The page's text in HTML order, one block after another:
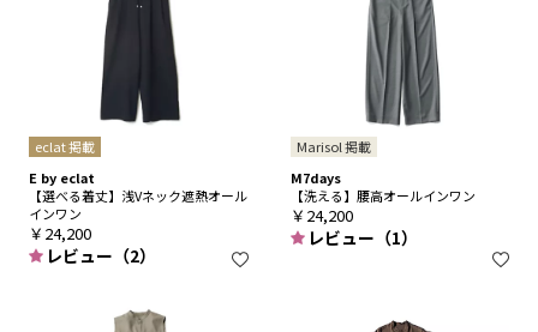
eclat 掲載
E by eclat
【選べる着丈】浅Vネック遮熱オール
インワン
￥24,200
レビュー（2）
Marisol 掲載
M7days
【洗える】腰高オールインワン
￥24,200
レビュー（1）